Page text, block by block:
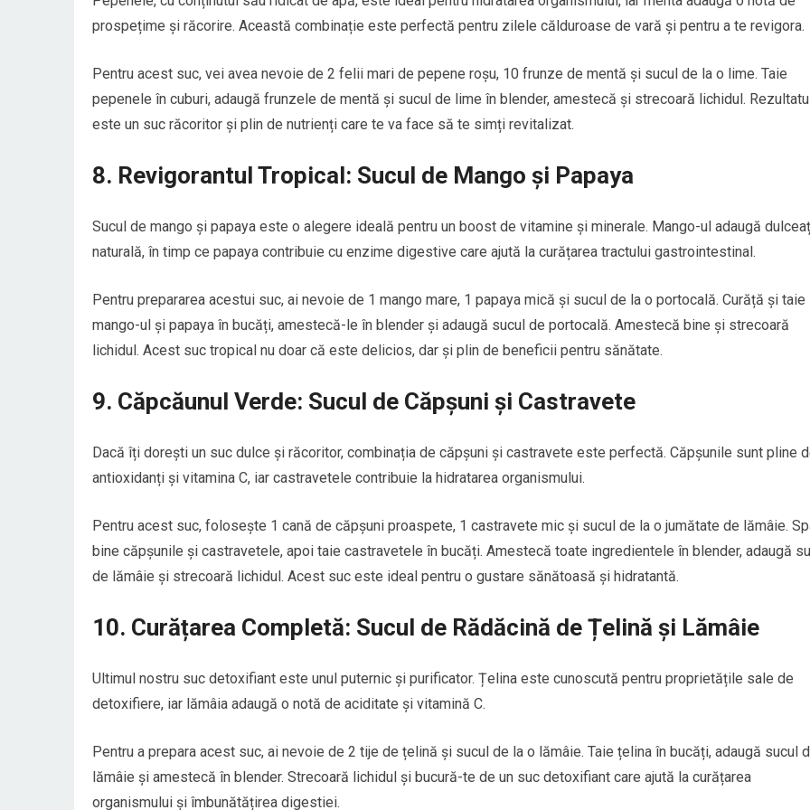
prospețime și răcorire. Această combinație este perfectă pentru zilele călduroase de vară și pentru a te revigora.
Pentru acest suc, vei avea nevoie de 2 felii mari de pepene roșu, 10 frunze de mentă și sucul de la o lime. Taie
pepenele în cuburi, adaugă frunzele de mentă și sucul de lime în blender, amestecă și strecoară lichidul.
este un suc răcoritor și plin de nutrienți care te va face să te simți revitalizat.
8. Revigorantul Tropical: Sucul de Mango și Papaya
Sucul de mango și papaya este o alegere ideală pentru un boost de vitamine și minerale. Mango-ul adaugă
naturală, în timp ce papaya contribuie cu enzime digestive care ajută la curățarea tractului gastrointestinal.
Pentru prepararea acestui suc, ai nevoie de 1 mango mare, 1 papaya mică și sucul de la o portocală. Curăță și taie
mango-ul și papaya în bucăți, amestecă-le în blender și adaugă sucul de portocală. Amestecă bine și strecoară
lichidul. Acest suc tropical nu doar că este delicios, dar și plin de beneficii pentru sănătate.
9. Căpcăunul Verde: Sucul de Căpșuni și Castravete
Dacă îți dorești un suc dulce și răcoritor, combinația de căpșuni și castravete este perfectă. Căpșunile sunt pline
antioxidanți și vitamina C, iar castravetele contribuie la hidratarea organismului.
Pentru acest suc, folosește 1 cană de căpșuni proaspete, 1 castravete mic și sucul de la o jumătate de lămâie.
bine căpșunile și castravetele, apoi taie castravetele în bucăți. Amestecă toate ingredientele în blender, adaugă
de lămâie și strecoară lichidul. Acest suc este ideal pentru o gustare sănătoasă și hidratantă.
10. Curățarea Completă: Sucul de Rădăcină de Țelină și Lămâie
Ultimul nostru suc detoxifiant este unul puternic și purificator. Țelina este cunoscută pentru proprietățile sale de
detoxifiere, iar lămâia adaugă o notă de aciditate și vitamină C.
Pentru a prepara acest suc, ai nevoie de 2 tije de țelină și sucul de la o lămâie. Taie țelina în bucăți, adaugă sucul
lămâie și amestecă în blender. Strecoară lichidul și bucură-te de un suc detoxifiant care ajută la curățarea
organismului și îmbunătățirea digestiei.